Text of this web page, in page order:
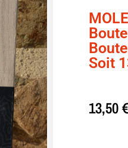
Soit
13,50€